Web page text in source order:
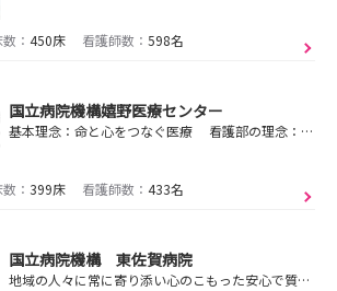
： 450床 看護師数： 598名
国立病院機構嬉野医療センター
基本理念：命と心をつなぐ医療 看護部の理念：プラス１の看護
： 399床 看護師数： 433名
国立病院機構 東佐賀病院
地域の人々に常に寄り添い心のこもった安心で質の高い医療を提供します